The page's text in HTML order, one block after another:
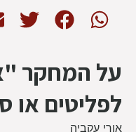
על המחקר
לפליטים או
אורי עקביה